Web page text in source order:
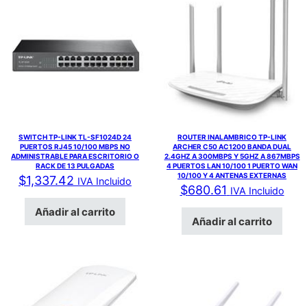
SWITCH TP-LINK TL-SF1024D 24
PUERTOS RJ45 10/100 MBPS NO
ADMINISTRABLE PARA ESCRITORIO O
RACK DE 13 PULGADAS
$1,337.42 IVA Incluido
Añadir al carrito
ROUTER INALAMBRICO TP-LINK
ARCHER C50 AC1200 BANDA DUAL
2.4GHZ A 300MBPS Y 5GHZ A 867MBPS
4 PUERTOS LAN 10/100 1 PUERTO WAN
10/100 Y 4 ANTENAS EXTERNAS
$680.61 IVA Incluido
Añadir al carrito